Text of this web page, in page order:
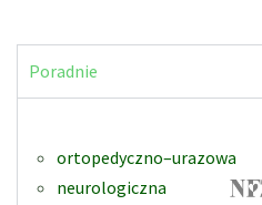
Poradnie
ortopedyczno–urazowa
neurologiczna